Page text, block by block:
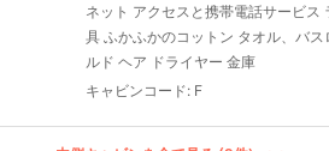
ネット アクセスと携帯電話サービス
具 ふかふかのコットン タオル、バ
ルド ヘア ドライヤー 金庫
キャビンコード: F